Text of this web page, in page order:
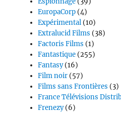
EuropaCorp (4)
Expérimental (10)
Extralucid Films (38)
Factoris Films (1)
Fantastique (255)
Fantasy(16)
Film noir (57)
Films sans Frontières (3)
France Télévisions
Frenezy(6)